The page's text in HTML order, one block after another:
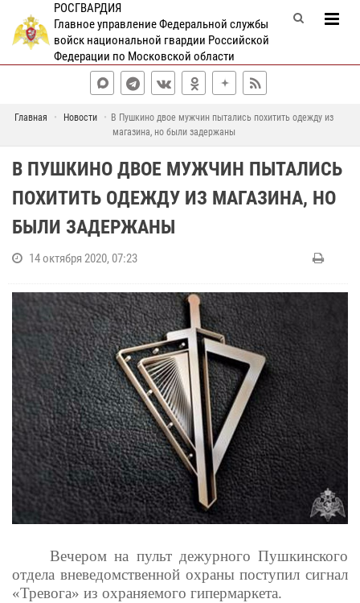
РОСГВАРДИЯ
Главное управление Федеральной службы
войск национальной гвардии Российской
Федерации по Московской области
Главная Новости
В Пушкино двое мужчин пытались похитить одежду из
магазина, но были задержаны
В ПУШКИНО ДВОЕ МУЖЧИН ПЫТАЛИСЬ
ПОХИТИТЬ ОДЕЖДУ ИЗ МАГАЗИНА, НО
БЫЛИ ЗАДЕРЖАНЫ
14 октября 2020, 07:23
Вечером на пульт дежурного Пушкинского
отдела вневедомственной охраны поступил сигнал
«Тревога» из охраняемого гипермаркета.